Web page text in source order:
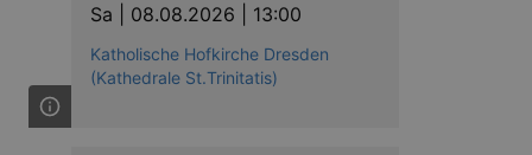
Sa | 08.08.2026 | 13:00
Katholische Hofkirche Dresden
(Kathedrale St.Trinitatis)
Analytics. This
2017 no information is
update a unique value for
Analytics, according
rate - limiting the
after 10 minutes.